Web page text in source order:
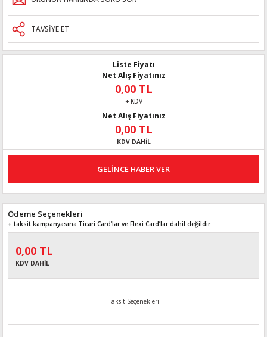
TAVSİYE ET
Liste Fiyatı
Net Alış Fiyatınız
0,00 TL
+ KDV
Net Alış Fiyatınız
0,00 TL
KDV DAHİL
GELİNCE HABER VER
Ödeme Seçenekleri
+ taksit kampanyasına Ticari Card'lar ve Flexi Card’lar dahil değildir.
0,00 TL
KDV DAHİL
Taksit Seçenekleri